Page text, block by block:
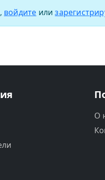
войдите или
О